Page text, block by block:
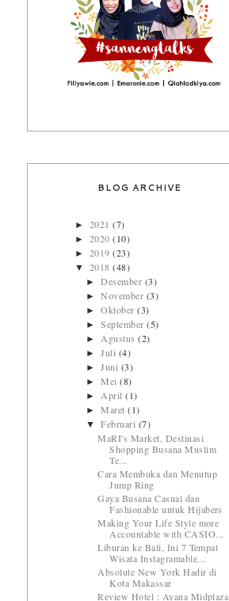
BLOG ARCHIVE
► 2021(7)
► 2020(10)
► 2019(23)
▼ 2018(48)
►Desember (3)
►November (3)
►Oktober(3)
►September(5)
►Agustus(2)
►Juli (4)
►Juni (3)
►Mei(8)
►April(1)
►Maret(1)
▼Februari (7)
MaRI's Market, Destinasi
Shopping Busana Muslim
Te...
Cara Membuka dan Menutup
Jump Ring
Gaya Busana Casual dan
Fashionable untuk Hijabers
Making Your Life Style more
Accountable with CASIO...
Liburan ke Bali, Ini 7 Tempat
Wisata Instagramable...
Absolute New York Hadir di
Kota Makassar
Review Hotel : Ayana Midplaza